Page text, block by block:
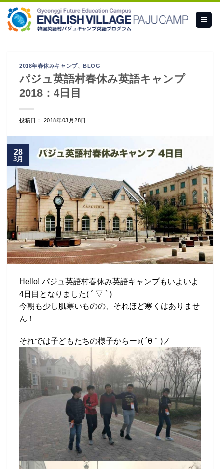
content
2018年春休みキャンプ、BLOG
パジュ英語村春休み英語キャンプ
2018：4日目
投稿日： 2018年03月28日
28
3月
Hello! パジュ英語村春休み英語キャンプもいよいよ
4日目となりました( ´ ▽ ` )
今朝も少し肌寒いものの、それほど寒くはありませ
ん！
それでは子どもたちの様子からー♪( ´θ｀)ノ